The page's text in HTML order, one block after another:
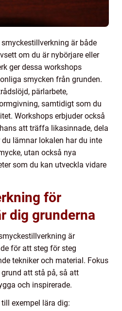
är både
om du är nybörjare eller
ger dessa workshops
smycken från grunden.
pärlarbete,
samtidigt som du
Workshops erbjuder också
att träffa likasinnade, dela
lämnar lokalen har du inte
utan också nya
som du kan utveckla vidare
för
dig grunderna
är
för att steg för steg
tekniker och material. Fokus
att stå på, så att
och inspirerade.
exempel lära dig: